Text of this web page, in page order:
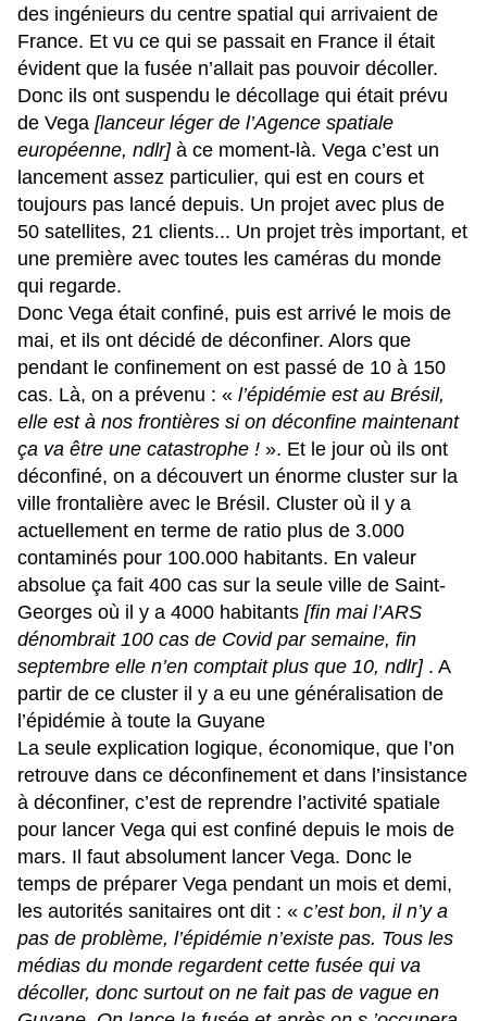
des ingénieurs du centre spatial qui arrivaient de
France. Et vu ce qui se passait en France il était
évident que la fusée n’allait pas pouvoir décoller.
Donc ils ont suspendu le décollage qui était prévu
de Vega [lanceur léger de l’Agence spatiale
européenne, ndlr] à ce moment-là. Vega c’est un
lancement assez particulier, qui est en cours et
toujours pas lancé depuis. Un projet avec plus de
50 satellites, 21 clients... Un projet très important, et
une première avec toutes les caméras du monde
qui regarde.
Donc Vega était confiné, puis est arrivé le mois de
mai, et ils ont décidé de déconfiner. Alors que
pendant le confinement on est passé de 10 à 150
cas. Là, on a prévenu : « l’épidémie est au Brésil,
elle est à nos frontières si on déconfine maintenant
ça va être une catastrophe ! ». Et le jour où ils ont
déconfiné, on a découvert un énorme cluster sur la
ville frontalière avec le Brésil. Cluster où il y a
actuellement en terme de ratio plus de 3.000
contaminés pour 100.000 habitants. En valeur
absolue ça fait 400 cas sur la seule ville de Saint-
Georges où il y a 4000 habitants [fin mai l’ARS
dénombrait 100 cas de Covid par semaine, fin
septembre elle n’en comptait plus que 10, ndlr] . A
partir de ce cluster il y a eu une généralisation de
l’épidémie à toute la Guyane
La seule explication logique, économique, que l’on
retrouve dans ce déconfinement et dans l’insistance
à déconfiner, c’est de reprendre l’activité spatiale
pour lancer Vega qui est confiné depuis le mois de
mars. Il faut absolument lancer Vega. Donc le
temps de préparer Vega pendant un mois et demi,
les autorités sanitaires ont dit : « c’est bon, il n’y a
pas de problème, l’épidémie n’existe pas. Tous les
médias du monde regardent cette fusée qui va
décoller, donc surtout on ne fait pas de vague en